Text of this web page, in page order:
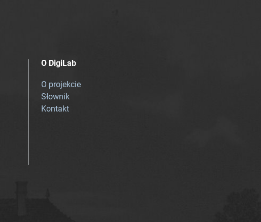
O DigiLab
O projekcie
Słownik
Kontakt